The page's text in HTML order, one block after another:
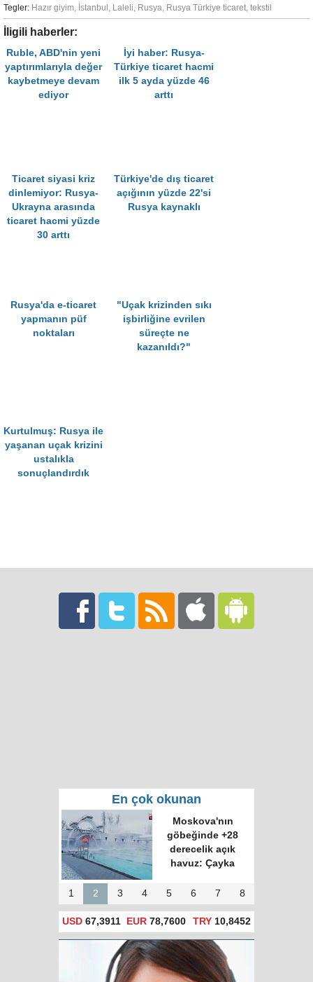
Tegler: Hazır giyim, İstanbul , Laleli, Rusya, Rusya Türkiye ticaret, tekstil
İligili haberler:
Ruble, ABD'nin yeni
yaptırımlarıyla değer
kaybetmeye devam
ediyor
İyi haber: Rusya-
Türkiye ticaret hacmi
ilk 5 ayda yüzde 46
arttı
Ticaret siyasi kriz
dinlemiyor: Rusya-
Ukrayna arasında
ticaret hacmi yüzde
30 arttı
Türkiye'de dış ticaret
açığının yüzde 22'si
Rusya kaynaklı
Rusya'da e-ticaret
yapmanın püf
noktaları
"Uçak krizinden sıkı
işbirliğine evrilen
süreçte ne
kazanıldı?"
Kurtulmuş: Rusya ile
yaşanan uçak krizini
ustalıkla
sonuçlandırdık
En çok okunan
Moskova'nın
göbeğinde +28
derecelik açık
havuz: Çayka
1 2 3 4 5 6 7 8
USD67,3911 EUR 78,7600 TRY10,8452